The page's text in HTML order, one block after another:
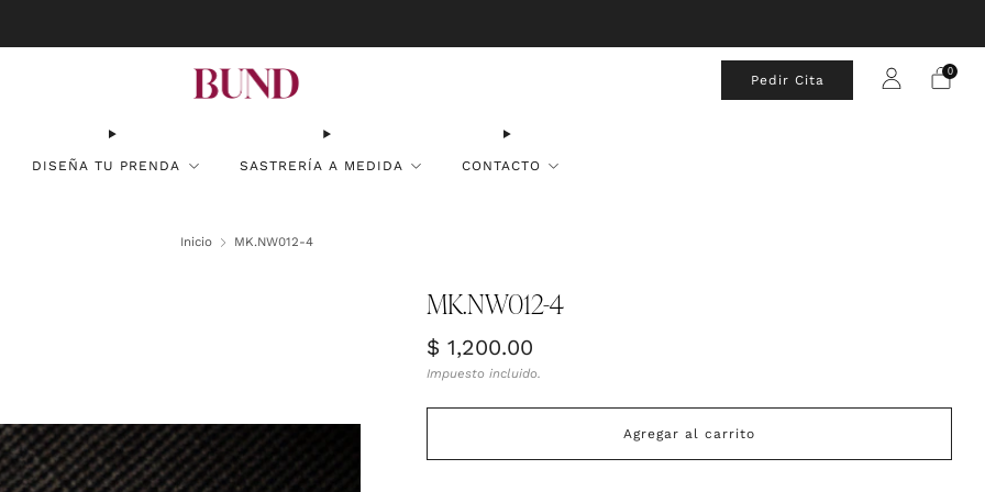
DISEÑA TU PRENDA SASTRERÍA A MEDIDA CONTACTO
Pedir Cita
0
Inicio MK.NW012-4
MK.NW012-4
Precio
habitual
$ 1,200.00
Impuesto incluido.
Agregar al carrito